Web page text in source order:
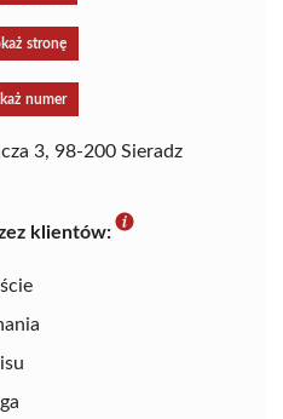
stronę
numer
3, 98-200 Sieradz
klientów: